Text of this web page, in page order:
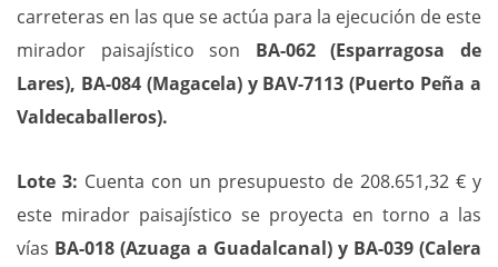
carreteras en las que se actúa para la ejecución de este
mirador paisajístico son BA-062 (Esparragosa de
Lares), BA-084 (Magacela) y BAV-7113 (Puerto Peña a
Valdecaballeros).
Lote 3: Cuenta con un presupuesto de 208.651,32 € y
este mirador paisajístico se proyecta en torno a las
vías BA-018 (Azuaga a Guadalcanal) y BA-039 (Calera